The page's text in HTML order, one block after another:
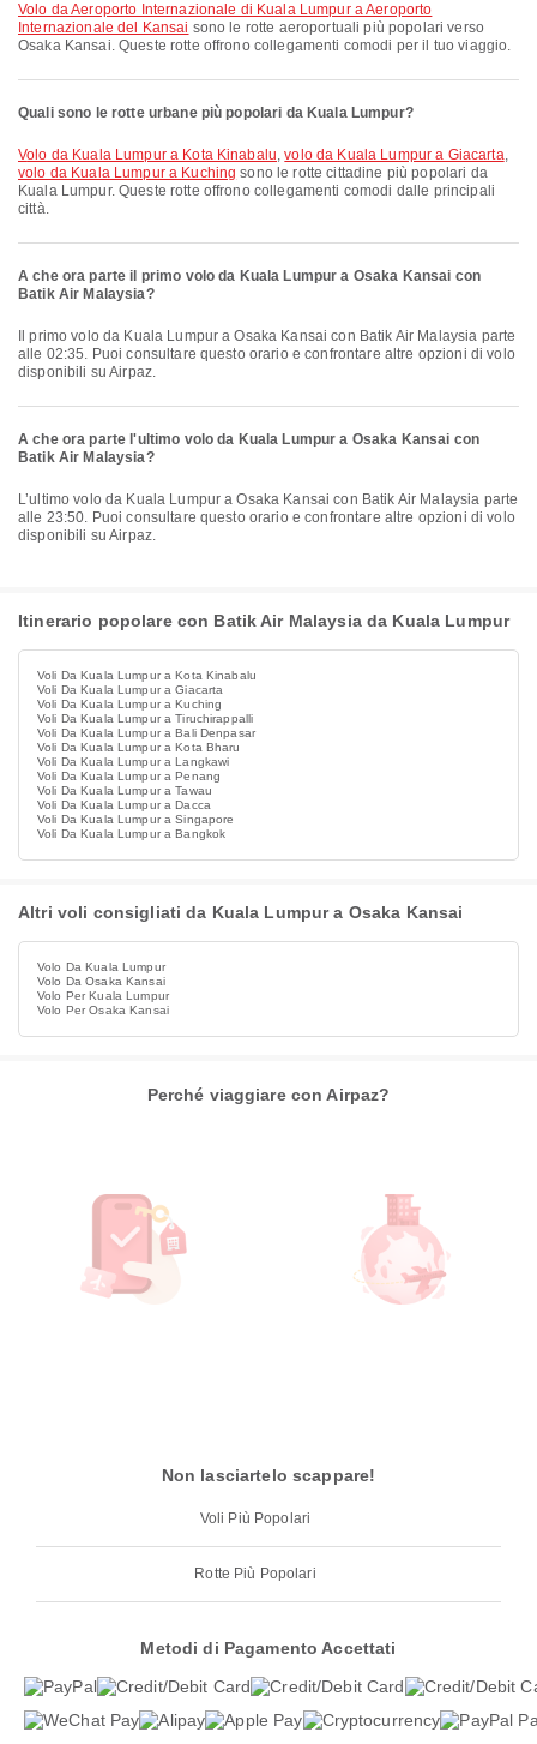
volo da Aeroporto Internazionale di Kuala Lumpur a Aeroporto
Internazionale del Kansai sono le rotte aeroportuali più popolari verso
Osaka Kansai. Queste rotte offrono collegamenti comodi per il tuo viaggio.
Quali sono le rotte urbane più popolari da Kuala Lumpur?
volo da Kuala Lumpur a Kota Kinabalu,volo da Kuala Lumpur a Giacarta,
volo da Kuala Lumpur a Kuching sono le rotte cittadine più popolari da
Kuala Lumpur. Queste rotte offrono collegamenti comodi dalle principali
città.
A che ora parte il primo volo da Kuala Lumpur a Osaka Kansai con
Batik Air Malaysia?
alle 02:35. Puoi consultare questo orario e confrontare altre opzioni di volo
disponibili su Airpaz.
A che ora parte l'ultimo volo da Kuala Lumpur a Osaka Kansai con
Batik Air Malaysia?
L’ultimo volo da Kuala Lumpur a Osaka Kansai con Batik Air Malaysia parte
alle 23:50. Puoi consultare questo orario e confrontare altre opzioni di volo
disponibili su Airpaz.
Itinerario popolare con Batik Air Malaysia da Kuala Lumpur
Voli Da Kuala Lumpur a Kota Kinabalu
Voli Da Kuala Lumpur a Giacarta
Voli Da Kuala Lumpur a Kuching
Voli Da Kuala Lumpur a Tiruchirappalli
Voli Da Kuala Lumpur a Bali Denpasar
Voli Da Kuala Lumpur a Kota Bharu
Voli Da Kuala Lumpur a Langkawi
Voli Da Kuala Lumpur a Penang
Voli Da Kuala Lumpur a Tawau
Voli Da Kuala Lumpur a Dacca
Voli Da Kuala Lumpur a Singapore
Voli Da Kuala Lumpur a Bangkok
Altri voli consigliati da Kuala Lumpur a Osaka Kansai
Volo Da Kuala Lumpur
Volo Da Osaka Kansai
Volo Per Kuala Lumpur
Volo Per Osaka Kansai
Perché viaggiare con Airpaz?
Non lasciartelo scappare!
Voli Più Popolari
Rotte Più Popolari
Metodi di Pagamento Accettati